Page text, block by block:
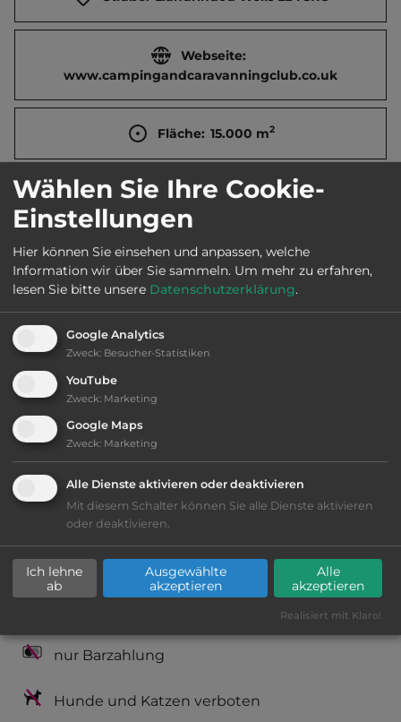
Webseite:
www.campingandcaravanningclub.co.uk
Fläche: 15.000 m2
Öffnungszeiten: Mrz bis Okt.
Telefon: 0044 1597 822483
Ausstattung:
Klassifizierung: ausreichend
Lage: schön
Geräuschkulisse: überwiegend ruhig
Hygiene: befriedigend
nur Barzahlung
Hunde und Katzen verboten
Wählen Sie Ihre Cookie-
Einstellungen
Hier können Sie einsehen und anpassen, welche
Information wir über Sie sammeln. Um mehr zu erfahren,
lesen Sie bitte unsere Datenschutzerklärung.
Google Analytics
Zweck: Besucher-Statistiken
YouTube
Zweck: Marketing
Google Maps
Zweck: Marketing
Alle Dienste aktivieren oder deaktivieren
Mit diesem Schalter können Sie alle Dienste aktivieren
oder deaktivieren.
Ich lehne
ab
Ausgewählte
akzeptieren
Alle
akzeptieren
Realisiert mit Klaro!